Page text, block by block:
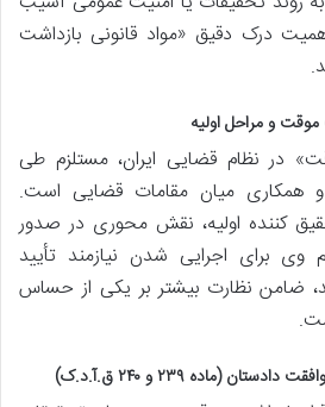
درک دقیق «مواد قانونی بازداشت
موقت و مراحل اولیه
در نظام قضایی ایران، مستلزم طی
همکاری میان مقامات قضایی است.
کننده اولیه، نقش محوری در صدور
وی برای اجرایی شدن نیازمند تأیید
ضامن نظارت بیشتر بر یکی از حساس
(ماده ۲۳۹ و ۲۴۰ ق.آ.د.ک)